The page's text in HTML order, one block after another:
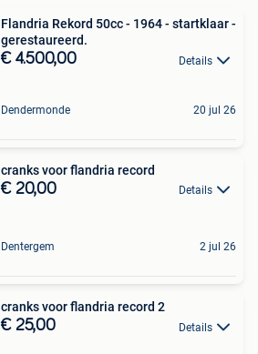
Flandria Rekord 50cc - 1964 - startklaar -
gerestaureerd.
€ 4.500,00 Details
Dendermonde 20 jul 26
cranks voor flandria record
€ 20,00 Details
Dentergem 2 jul 26
cranks voor flandria record 2
€ 25,00 Details